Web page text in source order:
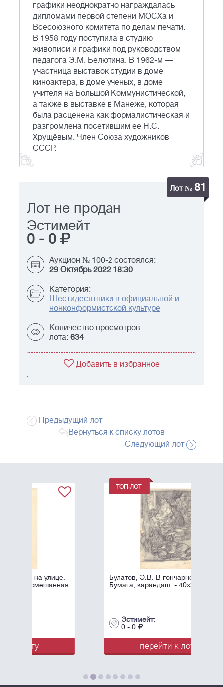
графики неоднократно награждалась
дипломами первой степени МОСХа и
Всесоюзного комитета по делам печати.
В 1958 году поступила в студию
живописи и графики под руководством
педагога Э.М. Белютина. В 1962-м —
участница выставок студии в доме
киноактера, в доме ученых, в доме
учителя на Большой Коммунистической,
а также в выставке в Манеже, которая
была расценена как формалистическая и
разгромлена посетившим ее Н.С.
Хрущёвым. Член Союза художников
СССР.
Лот № 81
Лот не продан
Эстимейт
0 - 0
Аукцион № 100-2 состоялся:
29 Октябрь 2022 18:30
Категория:
Шестидесятники в официальной и
нонконформистской культуре
Количество просмотров
лота: 634
Добавить в избранное
Предыдущий лот
Вернуться к списку лотов
Следующий лот
Булатов, Э.В. В гончарной. 1957.
Бумага, карандаш. - 40х29 см.
перейти к лоту